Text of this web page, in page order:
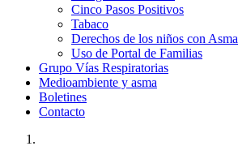
Cinco Pasos Positivos
Tabaco
Derechos de los niños con Asma
Uso de Portal de Familias
Grupo Vías Respiratorias
Medioambiente y asma
Boletines
Contacto